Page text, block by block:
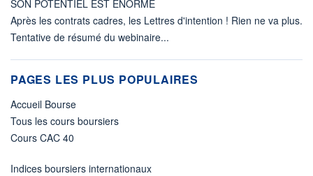
SON POTENTIEL EST ÉNORME
Après les contrats cadres, les Lettres d'intention ! Rien ne va plus.
Tentative de résumé du webinaire...
PAGES LES PLUS POPULAIRES
Accueil Bourse
Tous les cours boursiers
Cours CAC 40
Indices boursiers internationaux